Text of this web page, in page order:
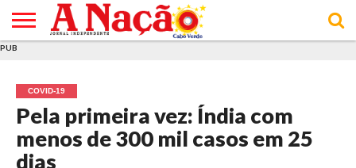
E DE
COOKIES
DE
UTILIZAÇÃO
PUB
COVID-19
Pela primeira vez: Índia com
menos de 300 mil casos em 25
dias